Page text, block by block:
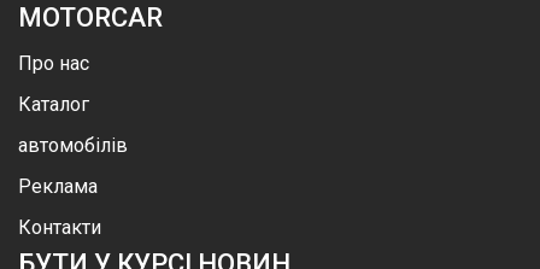
MOTORCAR
Про нас
Каталог
автомобілів
Реклама
Контакти